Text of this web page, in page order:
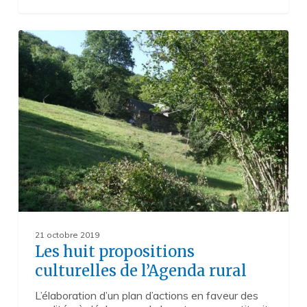
Les
huit
propositions
culturelles
l’Agenda
rural
21 octobre 2019
Les huit propositions
culturelles de l’Agenda rural
L’élaboration d’un plan d’actions en faveur des
0